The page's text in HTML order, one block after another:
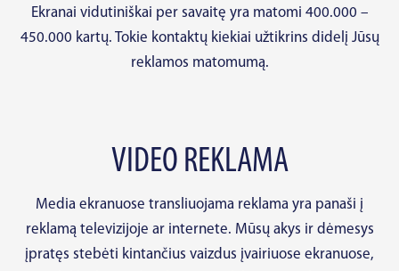
Ekranai vidutiniškai per savaitę yra matomi 400.000 –
450.000 kartų. Tokie kontaktų kiekiai užtikrins didelį Jūsų
reklamos matomumą.
VIDEO REKLAMA
Media ekranuose transliuojama reklama yra panaši į
reklamą televizijoje ar internete. Mūsų akys ir dėmesys
įpratęs stebėti kintančius vaizdus įvairiuose ekranuose,